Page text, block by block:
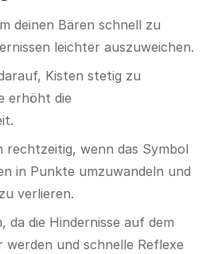
deinen Bären schnell zu
leichter auszuweichen.
Kisten stetig zu
erhöht die
rechtzeitig, wenn das Symbol
in Punkte umzuwandeln und
verlieren.
da die Hindernisse auf dem
werden und schnelle Reflexe